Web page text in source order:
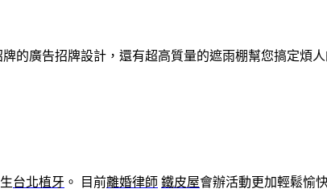
的廣告招牌設計，還有超高質量的遮雨棚幫您搞定煩
台北植牙 。 目前離婚律師 鐵皮屋會辦活動更加輕鬆愉